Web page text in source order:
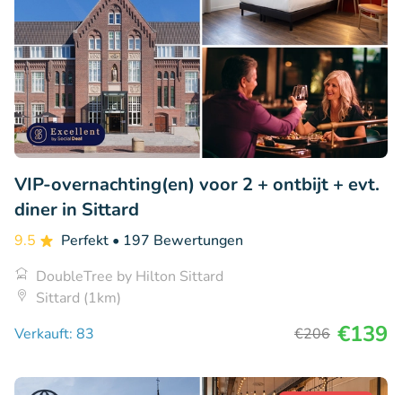
VIP-overnachting(en) voor 2 + ontbijt + evt.
diner in Sittard
9.5 Perfekt • 197 Bewertungen
DoubleTree by Hilton Sittard
Sittard (1km)
Verkauft: 83
€206 €139